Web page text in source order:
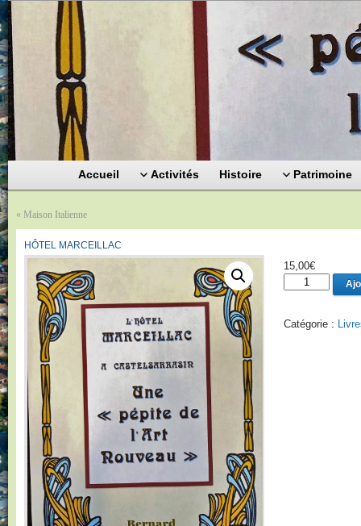
Accueil Activités Histoire Patrimoine
« Maison Italienne
HÔTEL MARCEILLAC
15,00€
quantité
de
Marceillac
Catégorie :